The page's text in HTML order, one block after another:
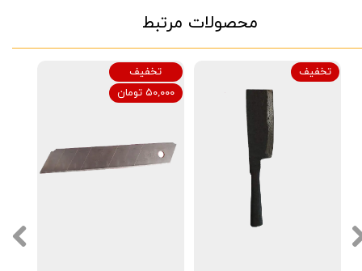
محصولات مرتبط
تخفیف
۵۰,۰۰۰ تومان
تخفیف